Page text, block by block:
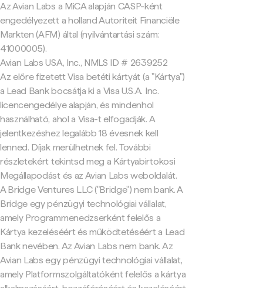
Az Avian Labs a MiCA alapján CASP-ként
engedélyezett a holland Autoriteit Financiële
Markten (AFM) által (nyilvántartási szám:
41000005).
Avian Labs USA, Inc., NMLS ID # 2639252
Az előre fizetett Visa betéti kártyát (a "Kártya")
a Lead Bank bocsátja ki a Visa U.S.A. Inc.
licencengedélye alapján, és mindenhol
használható, ahol a Visa-t elfogadják. A
jelentkezéshez legalább 18 évesnek kell
lenned. Díjak merülhetnek fel. További
részletekért tekintsd meg a Kártyabirtokosi
Megállapodást és az Avian Labs weboldalát.
A Bridge Ventures LLC ("Bridge") nem bank. A
Bridge egy pénzügyi technológiai vállalat,
amely Programmenedzserként felelős a
Kártya kezeléséért és működtetéséért a Lead
Bank nevében. Az Avian Labs nem bank. Az
Avian Labs egy pénzügyi technológiai vállalat,
amely Platformszolgáltatóként felelős a kártya